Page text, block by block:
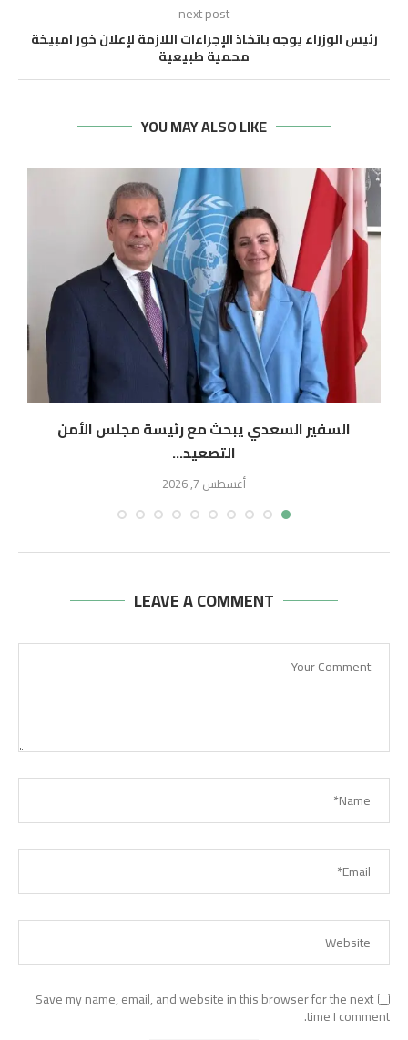
next post
رئيس الوزراء يوجه باتخاذ الإجراءات اللازمة لإعلان خور امبيخة
محمية طبيعية
YOU MAY ALSO LIKE
السفير السعدي يبحث مع رئيسة مجلس الأمن
التصعيد...
أغسطس 7, 2026
LEAVE A COMMENT
Save my name, email, and website in this browser for the next
time I comment.